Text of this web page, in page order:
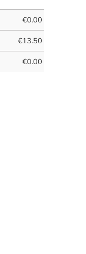
€0.00
€13.50
€0.00